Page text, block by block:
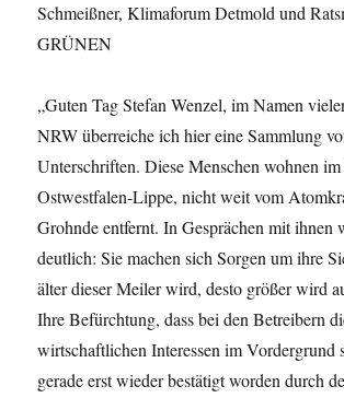
Schmeißner, Klimaforum Detmold und
GRÜNEN
„Guten Tag Stefan Wenzel, im Namen
NRW überreiche ich hier eine Sammlung
Unterschriften. Diese Menschen wohnen
Ostwestfalen-Lippe, nicht weit vom
Grohnde entfernt. In Gesprächen mit ihnen
deutlich: Sie machen sich Sorgen um ihre
älter dieser Meiler wird, desto größer wird
Ihre Befürchtung, dass bei den Betreibern
wirtschaftlichen Interessen im Vordergrund
gerade erst wieder bestätigt worden durch